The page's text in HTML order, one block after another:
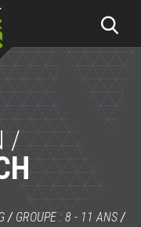
/
/ GROUPE : 8 - 11 ANS /